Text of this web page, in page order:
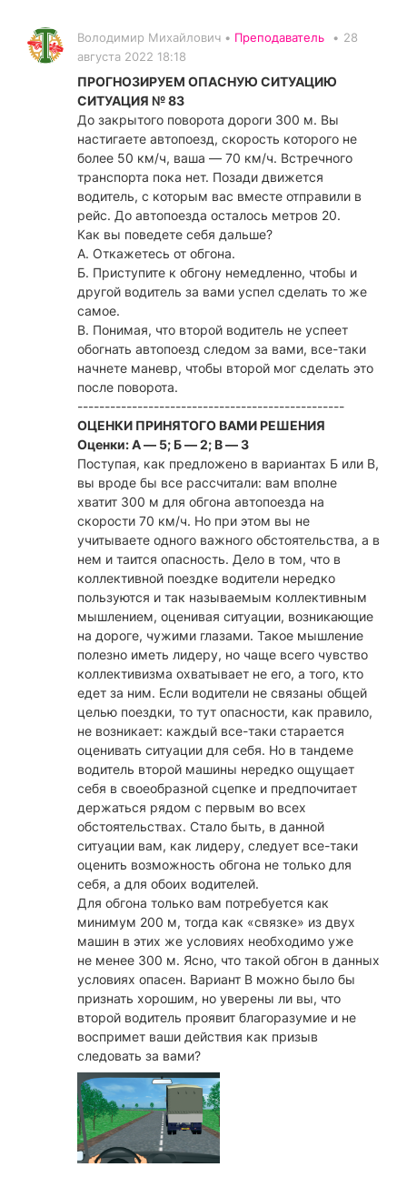
Володимир Михайлович • Преподаватель • 28
августа 2022 18:18
ПРОГНОЗИРУЕМ ОПАСНУЮ СИТУАЦИЮ
СИТУАЦИЯ № 83
До закрытого поворота дороги 300 м. Вы
настигаете автопоезд, скорость которого не
более 50 км/ч, ваша — 70 км/ч. Встречного
транспорта пока нет. Позади движется
водитель, с которым вас вместе отправили в
рейс. До автопоезда осталось метров 20.
Как вы поведете себя дальше?
А. Откажетесь от обгона.
Б. Приступите к обгону немедленно, чтобы и
другой водитель за вами успел сделать то же
самое.
В. Понимая, что второй водитель не успеет
обогнать автопоезд следом за вами, все-таки
начнете маневр, чтобы второй мог сделать это
после поворота.
-------------------------------------------------
ОЦЕНКИ ПРИНЯТОГО ВАМИ РЕШЕНИЯ
Оценки: А — 5; Б — 2; В — 3
Поступая, как предложено в вариантах Б или В,
вы вроде бы все рассчитали: вам вполне
хватит 300 м для обгона автопоезда на
скорости 70 км/ч. Но при этом вы не
учитываете одного важного обстоятельства, а в
нем и таится опасность. Дело в том, что в
коллективной поездке водители нередко
пользуются и так называемым коллективным
мышлением, оценивая ситуации, возникающие
на дороге, чужими глазами. Такое мышление
полезно иметь лидеру, но чаще всего чувство
коллективизма охватывает не его, а того, кто
едет за ним. Если водители не связаны общей
целью поездки, то тут опасности, как правило,
не возникает: каждый все-таки старается
оценивать ситуации для себя. Но в тандеме
водитель второй машины нередко ощущает
себя в своеобразной сцепке и предпочитает
держаться рядом с первым во всех
обстоятельствах. Стало быть, в данной
ситуации вам, как лидеру, следует все-таки
оценить возможность обгона не только для
себя, а для обоих водителей.
Для обгона только вам потребуется как
минимум 200 м, тогда как «связке» из двух
машин в этих же условиях необходимо уже
не менее 300 м. Ясно, что такой обгон в данных
условиях опасен. Вариант В можно было бы
признать хорошим, но уверены ли вы, что
второй водитель проявит благоразумие и не
воспримет ваши действия как призыв
следовать за вами?